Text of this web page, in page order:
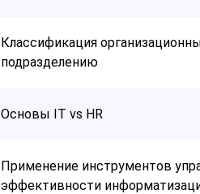
Классификация
подразделению
Основы IT vs HR
Применение инструментов
эффективности